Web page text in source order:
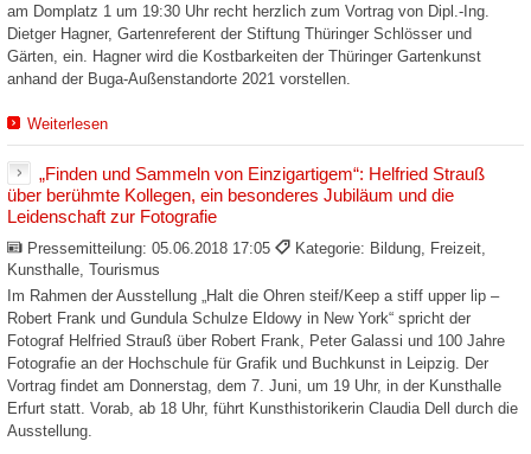
am Domplatz 1 um 19:30 Uhr recht herzlich zum Vortrag von Dipl.-Ing.
Dietger Hagner, Gartenreferent der Stiftung Thüringer Schlösser und
Gärten, ein. Hagner wird die Kostbarkeiten der Thüringer Gartenkunst
anhand der Buga-Außenstandorte 2021 vorstellen.
Weiterlesen
„Finden und Sammeln von Einzigartigem“: Helfried Strauß
über berühmte Kollegen, ein besonderes Jubiläum und die
Leidenschaft zur Fotografie
Pressemitteilung: 05.06.2018 17:05
Kategorie: Bildung, Freizeit,
Kunsthalle, Tourismus
Im Rahmen der Ausstellung „Halt die Ohren steif/Keep a stiff upper lip –
Robert Frank und Gundula Schulze Eldowy in New York“ spricht der
Fotograf Helfried Strauß über Robert Frank, Peter Galassi und 100 Jahre
Fotografie an der Hochschule für Grafik und Buchkunst in Leipzig. Der
Vortrag findet am Donnerstag, dem 7. Juni, um 19 Uhr, in der Kunsthalle
Erfurt statt. Vorab, ab 18 Uhr, führt Kunsthistorikerin Claudia Dell durch die
Ausstellung.